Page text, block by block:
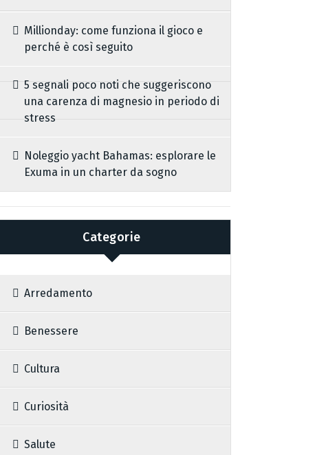
Millionday: come funziona il gioco e
perché è così seguito
5 segnali poco noti che suggeriscono
una carenza di magnesio in periodo di
stress
Noleggio yacht Bahamas: esplorare le
Exuma in un charter da sogno
Categorie
Arredamento
Benessere
Cultura
Curiosità
Salute